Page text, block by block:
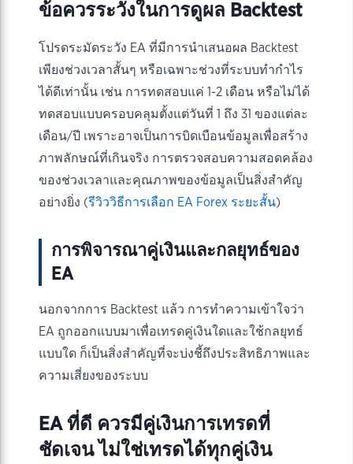
ข้อควรระวังในการดูผล Backtest
โปรดระมัดระวัง EA ที่มีการนำเสนอผล Backtest
เพียงช่วงเวลาสั้นๆ หรือเฉพาะช่วงที่ระบบทำกำไร
ได้ดีเท่านั้น เช่น การทดสอบแค่ 1-2 เดือน หรือไม่ได้
ทดสอบแบบครอบคลุมตั้งแต่วันที่ 1 ถึง 31 ของแต่ละ
เดือน/ปี เพราะอาจเป็นการบิดเบือนข้อมูลเพื่อสร้าง
ภาพลักษณ์ที่เกินจริง การตรวจสอบความสอดคล้อง
ของช่วงเวลาและคุณภาพของข้อมูลเป็นสิ่งสำคัญ
อย่างยิ่ง (รีวิววิธีการเลือก EA Forex ระยะสั้น)
การพิจารณาคู่เงินและกลยุทธ์ของ
EA
นอกจากการ Backtest แล้ว การทำความเข้าใจว่า
EA ถูกออกแบบมาเพื่อเทรดคู่เงินใดและใช้กลยุทธ์
แบบใด ก็เป็นสิ่งสำคัญที่จะบ่งชี้ถึงประสิทธิภาพและ
ความเสี่ยงของระบบ
EA ที่ดี ควรมีคู่เงินการเทรดที่
ชัดเจน ไม่ใช่เทรดได้ทุกคู่เงิน